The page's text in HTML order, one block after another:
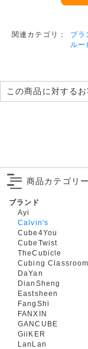
関連カテゴリ： ブラ
ルー
この商品に対する
商品カテゴリー
ブランド
Ayi
Calvin's
Cube4You
CubeTwist
TheCubicle
Cubing Classroom
DaYan
DianSheng
Eastsheen
FangShi
FANXIN
GANCUBE
GiiKER
LanLan